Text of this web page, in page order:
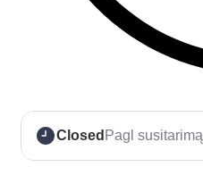
Closed Pagl susitarimą